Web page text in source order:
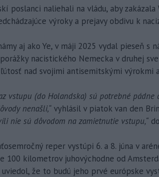
poslanci naliehali na vládu, aby
výroky a prejavy obdivu k
aj ako Ye, v máji 2025 vydal pieseň s
nacistického Nemecka v druhej
nad svojimi antisemitskými výrokmi
vstupu (do Holandska) sú potrebné pádne
nenašli,“ vyhlásil v piatok van den
nie sú dôvodom na zamietnutie vstupu,“
reper vystúpi 6. a 8. júna v
100 kilometrov juhovýchodne od
že to budú jeho prvé európske